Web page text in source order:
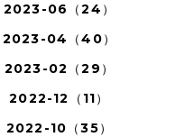
2023-06（24）
2023-04（40）
2023-02（29）
2022-12（11）
2022-10（35）